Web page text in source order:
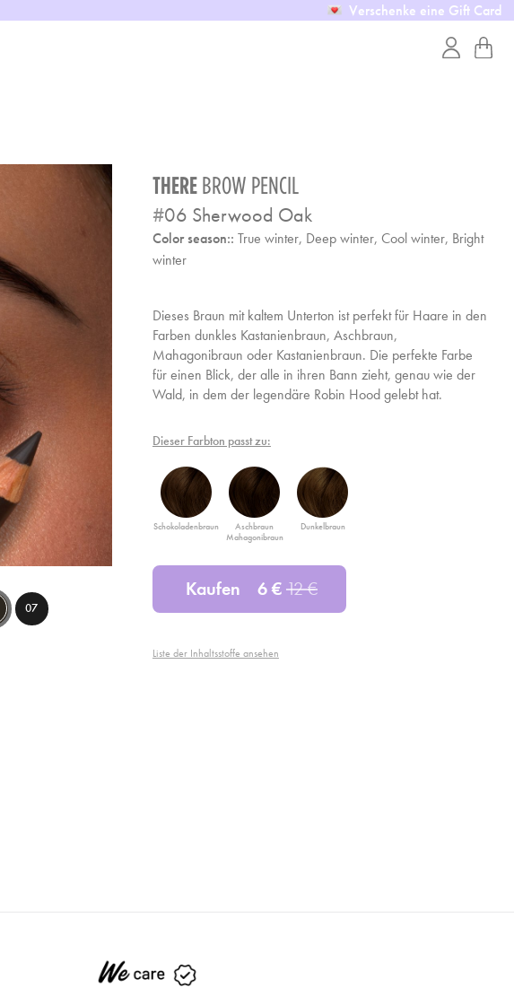
Verschenke eine Gift Card
07
THEREBROW PENCIL
#06 Sherwood Oak
Color season:: True winter, Deep winter, Cool winter, Bright
winter
Dieses Braun mit kaltem Unterton ist perfekt für Haare in den
Farben dunkles Kastanienbraun, Aschbraun,
Mahagonibraun oder Kastanienbraun. Die perfekte Farbe
für einen Blick, der alle in ihren Bann zieht, genau wie der
Wald, in dem der legendäre Robin Hood gelebt hat.
Dieser Farbton passt zu:
Schokoladenbraun
Aschbraun
Mahagonibraun
Dunkelbraun
Kaufen 6€12€
Liste der Inhaltsstoffe ansehen